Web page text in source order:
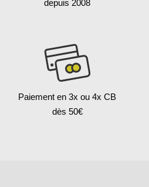
depuis 2008
Paiement en 3x ou 4x CB
dès 50€